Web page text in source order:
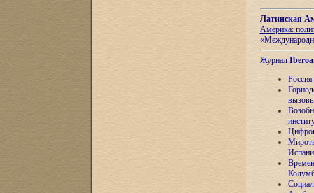
Латинская
Америка:
Журнал